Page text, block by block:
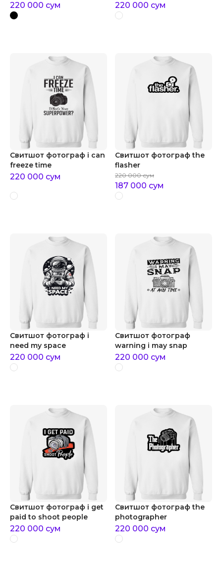
220 000 сум 220 000 сум
Свитшот фотограф i can
freeze time
220 000 сум
Свитшот фотограф the
flasher
220 000 сум
187 000 сум
Свитшот фотограф i
need my space
220 000 сум
Свитшот фотограф
warning i may snap
220 000 сум
Свитшот фотограф i get
paid to shoot people
220 000 сум
Свитшот фотограф the
photographer
220 000 сум